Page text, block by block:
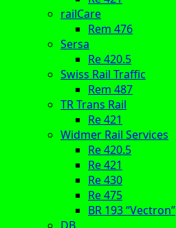
railCare
Rem 476
Sersa
Re 420.5
Swiss Rail Traffic
Rem 487
TR Trans Rail
Re 421
Widmer Rail Services
Re 420.5
Re 421
Re 430
Re 475
BR 193 “Vectron”